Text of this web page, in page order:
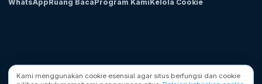
Kami menggunakan cookie esensial agar situs berfungsi dan cookie
WhatsAppRuang BacaProgram KamiKelola Cookie